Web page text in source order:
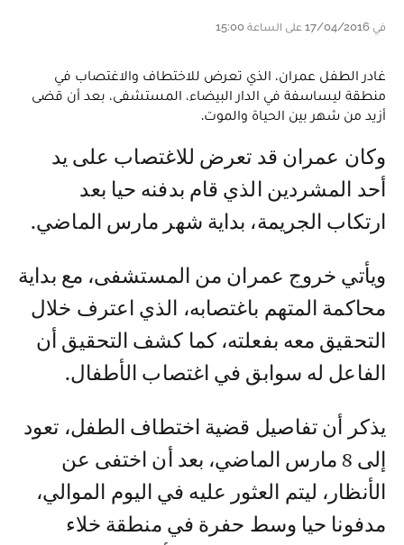
في 17/04/2016 على الساعة 15:00
غادر الطفل عمران، الذي تعرض للاختطاف والاغتصاب في
منطقة ليساسفة في الدار البيضاء، المستشفى، بعد أن قضى
أزيد من شهر بين الحياة والموت.
وكان عمران قد تعرض للاغتصاب على يد
أحد المشردين الذي قام بدفنه حيا بعد
ارتكاب الجريمة، بداية شهر مارس الماضي.
ويأتي خروج عمران من المستشفى، مع بداية
محاكمة المتهم باغتصابه، الذي اعترف خلال
التحقيق معه بفعلته، كما كشف التحقيق أن
الفاعل له سوابق في اغتصاب الأطفال.
يذكر أن تفاصيل قضية اختطاف الطفل، تعود
إلى 8 مارس الماضي، بعد أن اختفى عن
الأنظار، ليتم العثور عليه في اليوم الموالي،
مدفونا حيا وسط حفرة في منطقة خلاء